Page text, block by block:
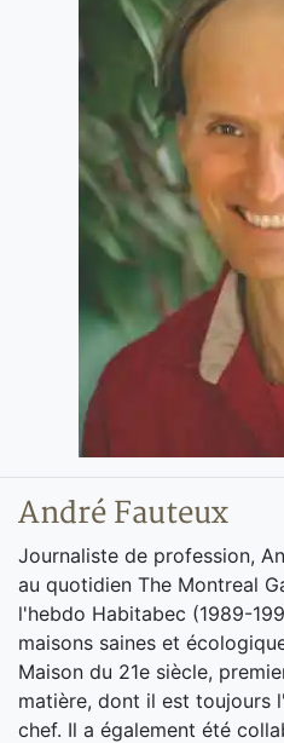
André Fauteux
Journaliste de profession,
au quotidien The Montreal
l'hebdo Habitabec (1989-
maisons saines et
Maison du 21e siècle,
matière, dont il est toujours
chef. Il a également été